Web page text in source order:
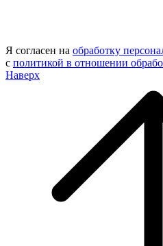
Я согласен на обработку
с политикой в отношении
Наверх